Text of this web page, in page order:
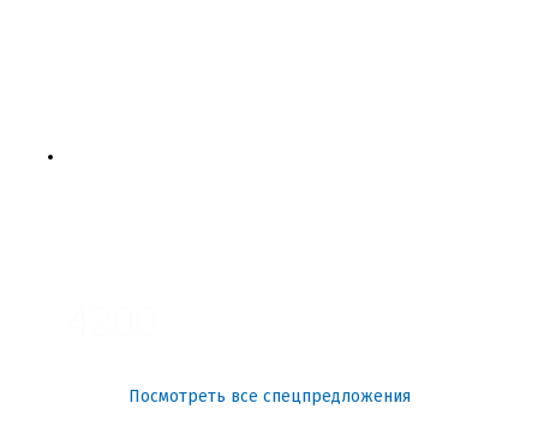
Посмотреть все спецпредложения